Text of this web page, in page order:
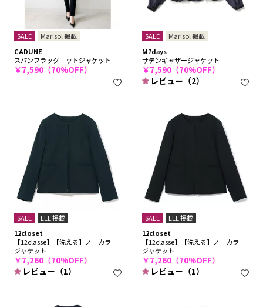
SALE
Marisol 掲載
CADUNE
スパンフラッグニットジャケット
￥7,590（70%OFF）
SALE
Marisol 掲載
M7days
サテンギャザージャケット
￥7,590（70%OFF）
レビュー（2）
SALE
LEE 掲載
12closet
【12classe】【洗える】ノーカラー
ジャケット
￥7,260（70%OFF）
レビュー（1）
SALE
LEE 掲載
12closet
【12classe】【洗える】ノーカラー
ジャケット
￥7,260（70%OFF）
レビュー（1）